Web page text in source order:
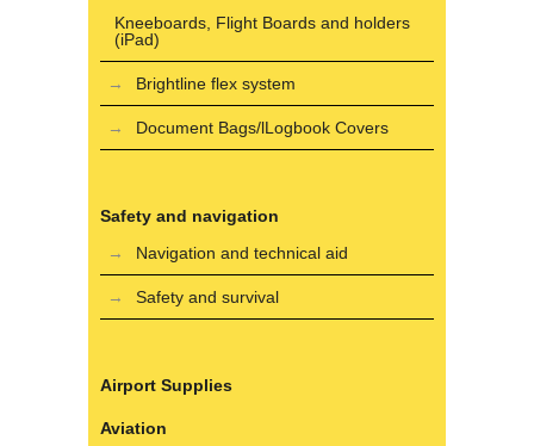
Kneeboards, Flight Boards and holders
(iPad)
Brightline flex system
Document Bags/lLogbook Covers
Safety and navigation
Navigation and technical aid
Safety and survival
Airport Supplies
Aviation